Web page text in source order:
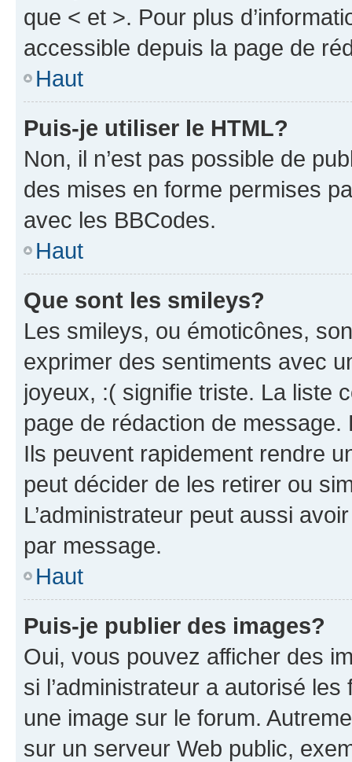
que < et >. Pour plus
accessible depuis la page de
Haut
Puis-je utiliser le HTML?
Non, il n’est pas possible de
des mises en forme permises
avec les BBCodes.
Haut
Que sont les smileys?
Les smileys, ou émoticônes,
exprimer des sentiments avec
joyeux, :( signifie triste. La liste
page de rédaction de
Ils peuvent rapidement rendre
peut décider de les retirer ou
L’administrateur peut aussi
par message.
Haut
Puis-je publier des images?
Oui, vous pouvez afficher des
si l’administrateur a autorisé
une image sur le forum.
sur un serveur Web public,